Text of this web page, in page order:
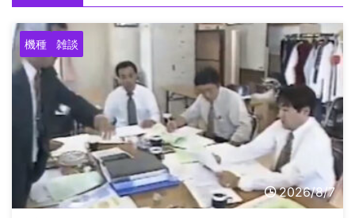
機種 雑談
2026/8/7